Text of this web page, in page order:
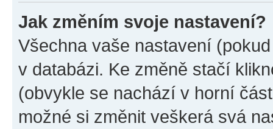
Jak změním svoje nastavení?
Všechna vaše nastavení
v databázi. Ke změně stačí
(obvykle se nachází v horní
možné si změnit veškerá svá